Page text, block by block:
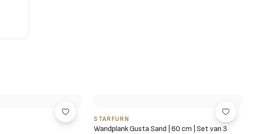
STARFURN
Wandplank Gusta Sand | 60 cm | Set van 3